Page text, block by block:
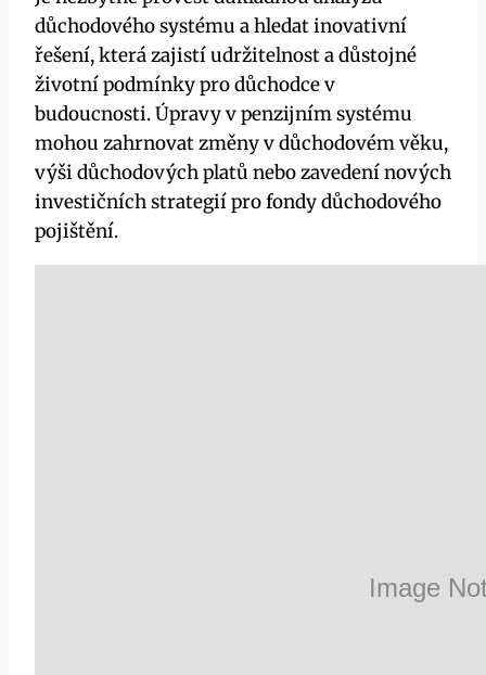
důchodového systému a hledat inovativní
řešení, která zajistí udržitelnost a důstojné
životní podmínky pro důchodce v
budoucnosti. Úpravy v penzijním systému
mohou zahrnovat změny v důchodovém věku,
výši důchodových platů nebo zavedení nových
investičních strategií pro fondy důchodového
pojištění.